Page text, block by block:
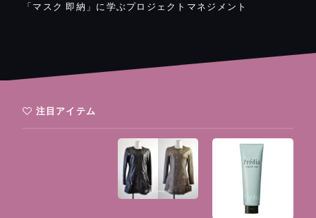
「マスク 即納」に学ぶプロジェクトマネジメント
注目アイテム